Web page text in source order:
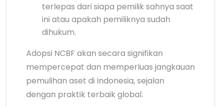
terlepas dari siapa pemilik sahnya saat
ini atau apakah pemiliknya sudah
dihukum.
Adopsi NCBF akan secara signifikan
mempercepat dan memperluas jangkauan
pemulihan aset di Indonesia, sejalan
dengan praktik terbaik global.